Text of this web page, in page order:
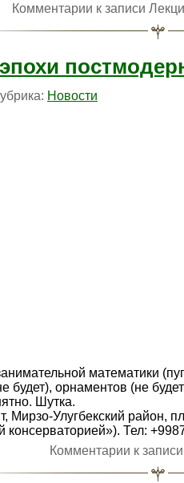
Комментарии к записи
Новости
математики
будет), орнаментов (не
Шутка.
Мирзо-Улугбекский
консерваторией»). Тел:
Комментарии к